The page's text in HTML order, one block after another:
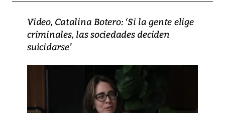
Video, Catalina Botero: ‘Si la gente elige
criminales, las sociedades deciden
suicidarse’